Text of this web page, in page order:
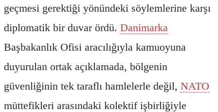
geçmesi gerektiği yönündeki söylemlerine karşı
diplomatik bir duvar ördü. Danimarka
Başbakanlık Ofisi aracılığıyla kamuoyuna
duyurulan ortak açıklamada, bölgenin
güvenliğinin tek taraflı hamlelerle değil, NATO
müttefikleri arasındaki kolektif işbirliğiyle